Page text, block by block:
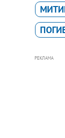
РЕКЛАМА